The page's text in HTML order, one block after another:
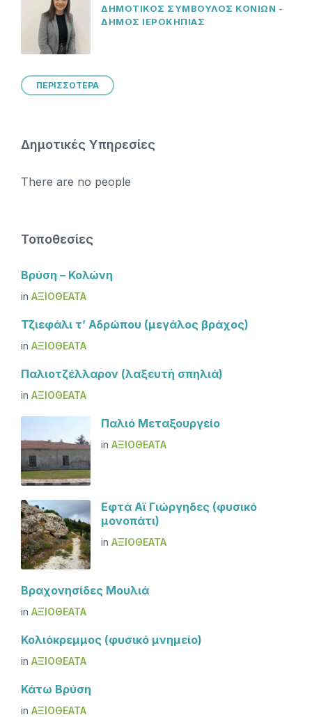
ΔΗΜΟΤΙΚΟΣ ΣΥΜΒΟΥΛΟΣ ΚΟΝΙΩΝ -
ΔΗΜΟΣ ΙΕΡΟΚΗΠΙΑΣ
ΠΕΡΙΣΣΟΤΕΡΑ
Δημοτικές Υπηρεσίες
There are no people
Τοποθεσίες
Βρύση – Κολώνη
in ΑΞΙΟΘΈΑΤΑ
Τζιεφάλι τ’ Αδρώπου (μεγάλος βράχος)
in ΑΞΙΟΘΈΑΤΑ
Παλιοτζέλλαρον (λαξευτή σπηλιά)
in ΑΞΙΟΘΈΑΤΑ
Παλιό Μεταξουργείο
in ΑΞΙΟΘΈΑΤΑ
Εφτά Αϊ Γιώργηδες (φυσικό
μονοπάτι)
in ΑΞΙΟΘΈΑΤΑ
Βραχονησίδες Μουλιά
in ΑΞΙΟΘΈΑΤΑ
Κολιόκρεμμος (φυσικό μνημείο)
in ΑΞΙΟΘΈΑΤΑ
Κάτω Βρύση
in ΑΞΙΟΘΈΑΤΑ